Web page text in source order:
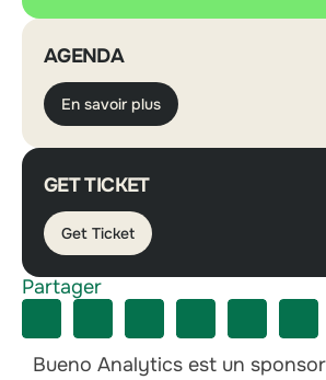
Bueno Analytics est un
AGENDA
En savoir plus
GET TICKET
Get Ticket
Partager